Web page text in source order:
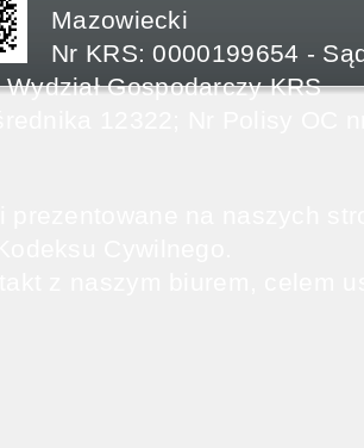
Mazowiecki
Nr KRS: 0000199654 -
Gospodarczy KRS